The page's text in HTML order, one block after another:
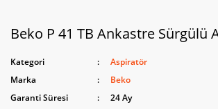
Beko P 41 TB Ankastre Sürgülü
Kategori
Aspiratör
Marka
Beko
Garanti Süresi
24 Ay